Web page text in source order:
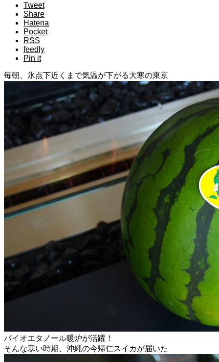
Tweet
Share
Hatena
Pocket
RSS
feedly
Pin it
毎朝、氷点下近くまで気温が下がる大寒の東京
バイオエタノール暖炉が活躍！
そんな寒い時期、沖縄の今帰仁スイカが届いた